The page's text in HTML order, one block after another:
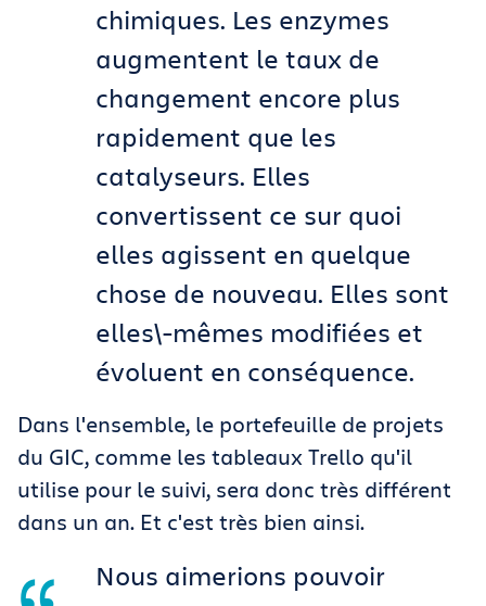
chimiques. Les enzymes
augmentent le taux de
changement encore plus
rapidement que les
catalyseurs. Elles
convertissent ce sur quoi
elles agissent en quelque
chose de nouveau. Elles sont
elles\-mêmes modifiées et
évoluent en conséquence.
Dans l'ensemble, le portefeuille de projets
du GIC, comme les tableaux Trello qu'il
utilise pour le suivi, sera donc très différent
dans un an. Et c'est très bien ainsi.
Nous aimerions pouvoir